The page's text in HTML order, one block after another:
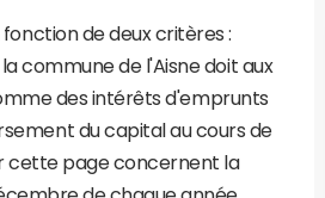
de deux critères :
commune de l'Aisne doit aux
des intérêts d'emprunts
du capital au cours de
cette page concernent la